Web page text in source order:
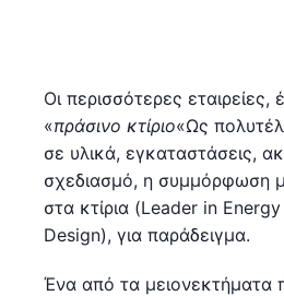
Οι περισσότερες εταιρείες,
«πράσινο κτίριο«Ως
σε υλικά, εγκαταστάσεις,
σχεδιασμό, η συμμόρφωση
στα κτίρια (Leader in
Design), για παράδειγμα.
Ένα από τα μειονεκτήματα